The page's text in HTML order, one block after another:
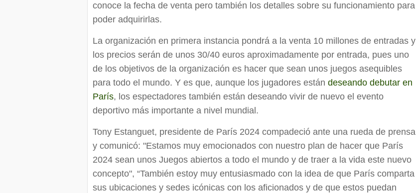
conoce la fecha de venta pero también los detalles sobre su funcionamiento para
poder adquirirlas.
La organización en primera instancia pondrá a la venta 10 millones de entradas y
los precios serán de unos 30/40 euros aproximadamente por entrada, pues uno
de los objetivos de la organización es hacer que sean unos juegos asequibles
para todo el mundo. Y es que, aunque los jugadores están deseando debutar en
París, los espectadores también están deseando vivir de nuevo el evento
deportivo más importante a nivel mundial.
Tony Estanguet, presidente de París 2024 compadeció ante una rueda de prensa
y comunicó: "Estamos muy emocionados con nuestro plan de hacer que París
2024 sean unos Juegos abiertos a todo el mundo y de traer a la vida este nuevo
concepto", “También estoy muy entusiasmado con la idea de que París comparta
sus ubicaciones y sedes icónicas con los aficionados y de que estos puedan